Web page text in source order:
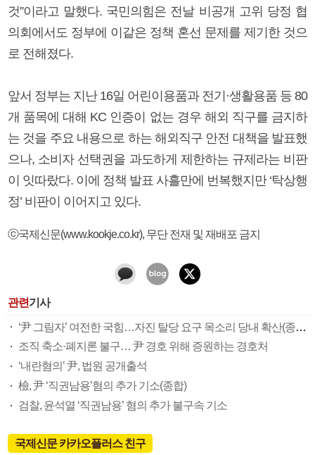
것”이라고 말했다. 국민의힘은 전날 비공개 고위 당정 협
의회에서도 정부에 이같은 정책 혼선 문제를 제기한 것으
로 전해졌다.
앞서 정부는 지난 16일 어린이용품과 전기·생활용품 등 80
개 품목에 대해 KC 인증이 없는 경우 해외 직구를 금지하
는 것을 주요 내용으로 하는 해외직구 안전 대책을 발표했
으나, 소비자 선택권을 과도하게 제한하는 규제라는 비판
이 잇따랐다. 이에 정책 발표 사흘만에 번복했지만 ‘탁상행
정’ 비판이 이어지고 있다.
ⓒ국제신문(www.kookje.co.kr), 무단 전재 및 재배포 금지
관련기사
‘尹 그림자’ 여전한 국힘…자진 탈당 요구 목소리 당내 확산(종합)
조직 축소·폐지론 불구… 尹 경호 위해 증원하는 경호처
‘내란혐의’ 尹, 법원 공개출석
檢, 尹 ‘직권남용’혐의 추가 기소(종합)
검찰, 윤석열 ‘직권남용’ 혐의 추가 불구속 기소
국제신문 카카오플러스 친구